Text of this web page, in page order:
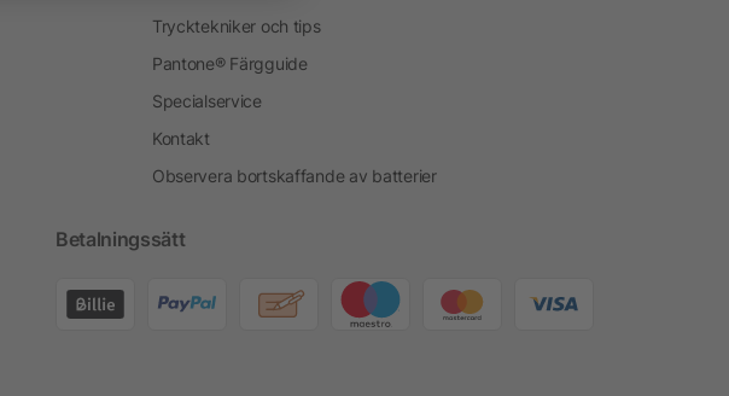
Trycktekniker och tips
Pantone® Färgguide
Specialservice
Kontakt
Observera bortskaffande av batterier
Betalningssätt